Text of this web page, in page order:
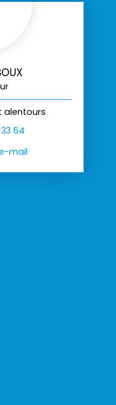
alentours
64
mail